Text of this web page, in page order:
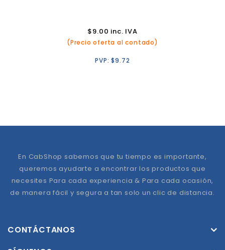
$9.00 inc. IVA
(Precio oferta al contado)
PVP:$9.72
En CabShop sabemos que tu tiempo es importante,
queremos ayudarte a encontrar los productos que
necesites Para cada experiencia & Para cada ocasión,
de manera fácil y segura a tan solo un clic de distancia.
CONTÁCTANOS